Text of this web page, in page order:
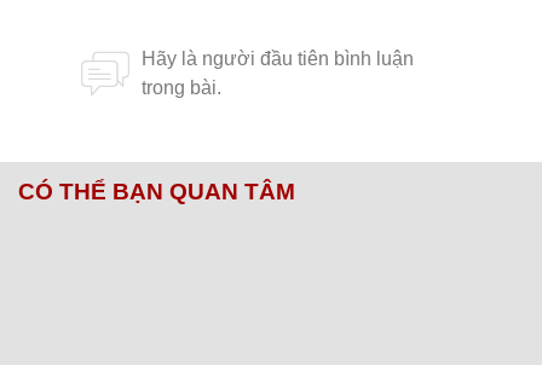
CÓ THỂ BẠN QUAN TÂM